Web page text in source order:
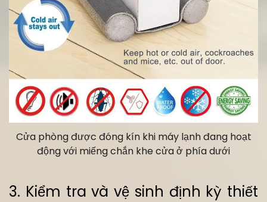
Cửa phòng được đóng kín khi máy lạnh đang hoạt
động với miếng chắn khe cửa ở phía dưới
3. Kiểm tra và vệ sinh định kỳ thiết